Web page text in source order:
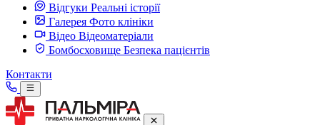
Відгуки Реальні історії
Галерея Фото клініки
Відео Відеоматеріали
Бомбосховище Безпека пацієнтів
Контакти